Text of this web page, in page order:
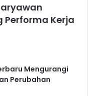
Kerja
Mengurangi
Perubahan